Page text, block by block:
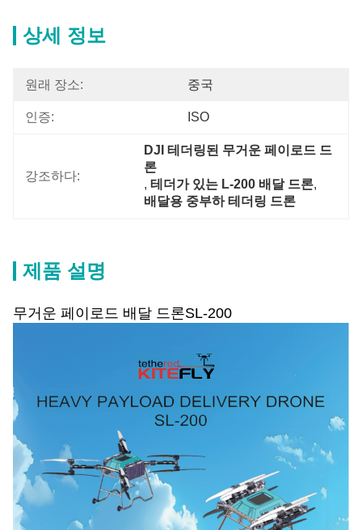
상세 정보
원래 장소: 중국
인증: ISO
강조하다:
DJI 테더링된 무거운 페이로드 드
론
, 테더가 있는 L-200 배달 드론,
배달용 중부하 테더링 드론
제품 설명
무거운 페이로드 배달 드론SL-200